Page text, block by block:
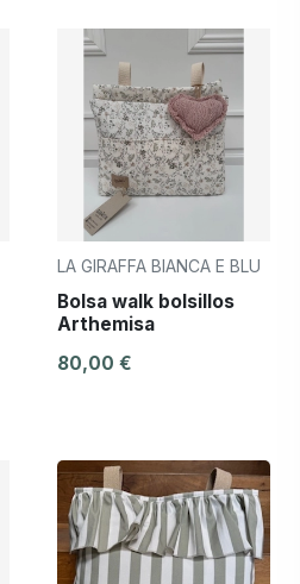
LA GIRAFFA BIANCA E BLU
Bolsa walk bolsillos
Arthemisa
80,00 €